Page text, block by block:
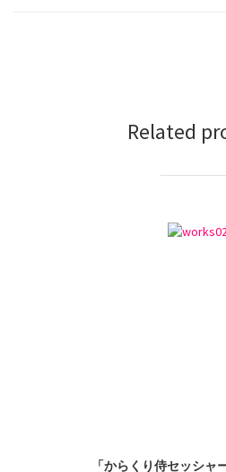
Related
「からくり侍セッシャ